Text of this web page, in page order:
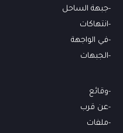
جبهة الساحل
انتهاكات
في الواجهة
الجبهات
وقائع
عن قرب
ملفات